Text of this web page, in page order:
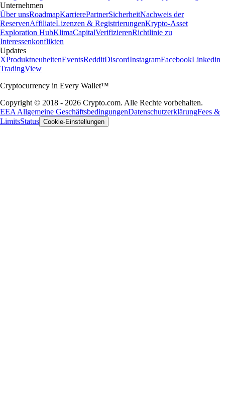
Unternehmen
Über unsRoadmapKarrierePartnerSicherheitNachweis der
ReservenAffiliateLizenzen & RegistrierungenKrypto-Asset
Exploration HubKlimaCapitalVerifizierenRichtlinie zu
Interessenkonflikten
Updates
XProduktneuheitenEventsRedditDiscordInstagramFacebookLinkedin
TradingView
Cryptocurrency in Every Wallet™
Copyright © 2018 - 2026 Crypto.com. Alle Rechte vorbehalten.
EEA Allgemeine GeschäftsbedingungenDatenschutzerklärungFees &
LimitsStatus Cookie-Einstellungen